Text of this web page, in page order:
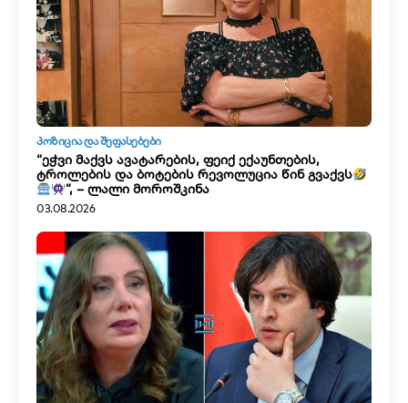
ᲞᲝᲖᲘᲪᲘᲐ ᲓᲐ ᲨᲔᲤᲐᲡᲔᲑᲔᲑᲘ
“ეჭვი მაქვს ავატარების, ფეიქ ექაუნთების,
ტროლების და ბოტების რევოლუცია წინ გვაქვს
”, – ლალი მოროშკინა
03.08.2026